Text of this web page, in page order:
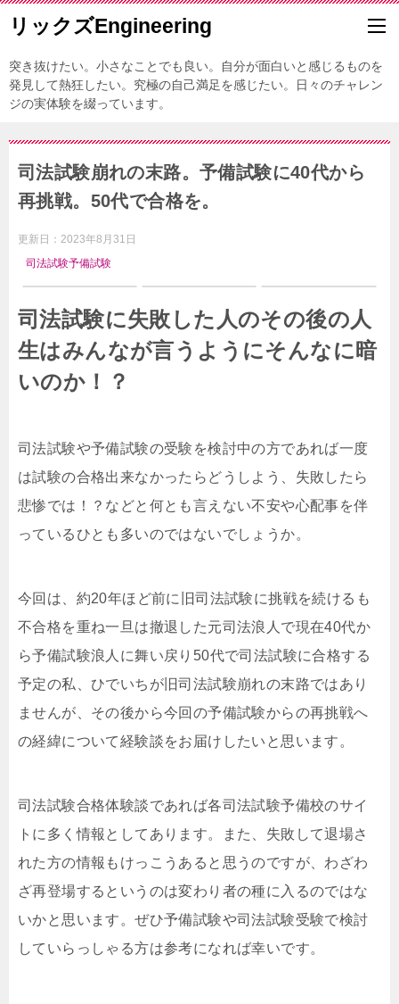
リックズEngineering
突き抜けたい。小さなことでも良い。自分が面白いと感じるものを
発見して熱狂したい。究極の自己満足を感じたい。日々のチャレン
ジの実体験を綴っています。
司法試験崩れの末路。予備試験に40代から
再挑戦。50代で合格を。
更新日： 2023年8月31日
司法試験予備試験
司法試験に失敗した人のその後の人
生はみんなが言うようにそんなに暗
いのか！？
司法試験や予備試験の受験を検討中の方であれば一度
は試験の合格出来なかったらどうしよう、失敗したら
悲惨では！？などと何とも言えない不安や心配事を伴
っているひとも多いのではないでしょうか。
今回は、約20年ほど前に旧司法試験に挑戦を続けるも
不合格を重ね一旦は撤退した元司法浪人で現在40代か
ら予備試験浪人に舞い戻り50代で司法試験に合格する
予定の私、ひでいちが旧司法試験崩れの末路ではあり
ませんが、その後から今回の予備試験からの再挑戦へ
の経緯について経験談をお届けしたいと思います。
司法試験合格体験談であれば各司法試験予備校のサイ
トに多く情報としてあります。また、失敗して退場さ
れた方の情報もけっこうあると思うのですが、わざわ
ざ再登場するというのは変わり者の種に入るのではな
いかと思います。ぜひ予備試験や司法試験受験で検討
していらっしゃる方は参考になれば幸いです。